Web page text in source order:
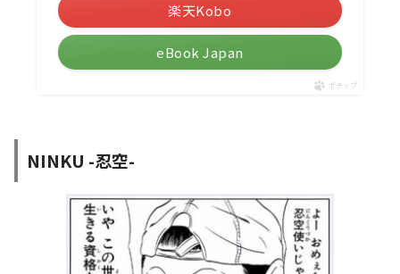
楽天Kobo
eBook Japan
ポチップ
NINKU -忍空-